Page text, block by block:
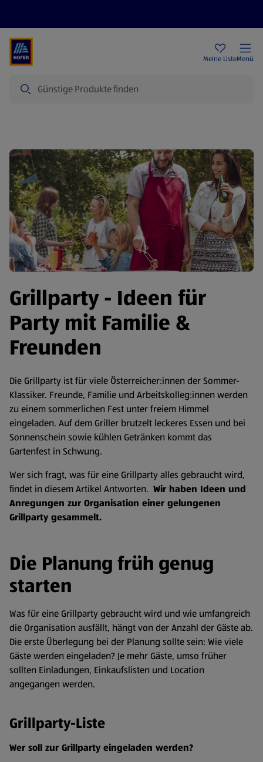
Meine ListeMenü
Grillparty - Ideen für
Party mit Familie &
Freunden
Die Grillparty ist für viele Österreicher:innen der Sommer-
Klassiker. Freunde, Familie und Arbeitskolleg:innen werden
zu einem sommerlichen Fest unter freiem Himmel
eingeladen. Auf dem Griller brutzelt leckeres Essen und bei
Sonnenschein sowie kühlen Getränken kommt das
Gartenfest in Schwung.
Wer sich fragt, was für eine Grillparty alles gebraucht wird,
findet in diesem Artikel Antworten. Wir haben Ideen und
Anregungen zur Organisation einer gelungenen
Grillparty gesammelt.
Die Planung früh genug
starten
Was für eine Grillparty gebraucht wird und wie umfangreich
die Organisation ausfällt, hängt von der Anzahl der Gäste ab.
Die erste Überlegung bei der Planung sollte sein: Wie viele
Gäste werden eingeladen? Je mehr Gäste, umso früher
sollten Einladungen, Einkaufslisten und Location
angegangen werden.
Grillparty-Liste
Wer soll zur Grillparty eingeladen werden?